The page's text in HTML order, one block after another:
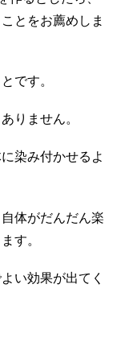
とをお薦めしま
です。
りません。
染み付かせるよ
体がだんだん楽
す。
い効果が出てく